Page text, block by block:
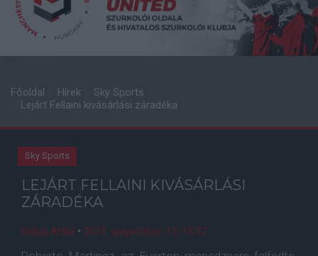
Főoldal Hírek
Sky Sports
Lejárt Fellaini kivásárlási záradéka
Sky Sports
LEJÁRT FELLAINI KIVÁSÁRLÁSI
ZÁRADÉKA
Balog Attila • 2013. augusztus. 15. 13:37